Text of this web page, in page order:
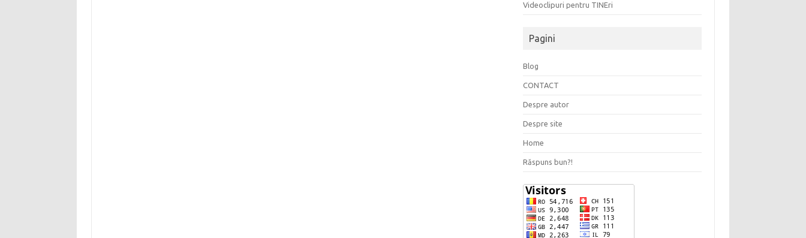
Videoclipuri pentru TINEri
Pagini
Blog
CONTACT
Despre autor
Despre site
Home
Răspuns bun?!